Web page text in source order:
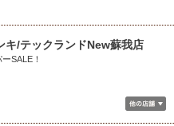
キ/テックランドNew蘇我店
SALE！